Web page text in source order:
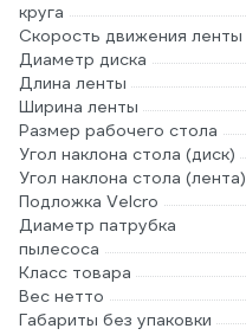
круга
Скорость движения ленты
Диаметр диска
Длина ленты
Ширина ленты
Размер рабочего стола
Угол наклона стола (диск)
Угол наклона стола (лента)
Подложка Velcro
Диаметр патрубка
пылесоса
Класс товара
Вес нетто
Габариты без упаковки